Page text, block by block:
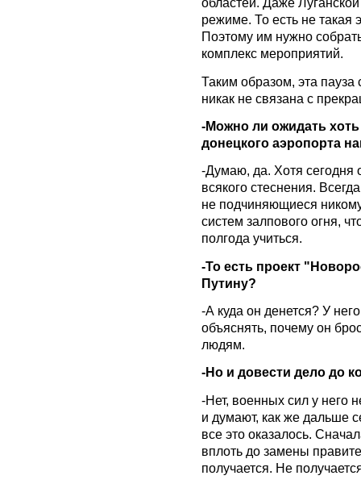
режиме. То есть не такая
Поэтому им нужно
комплекс мероприятий.
Таким образом, эта пауза
никак не связана с
-Можно ли ожидать
донецкого аэропорта
-Думаю, да. Хотя сегодня
всякого стеснения.
не подчиняющиеся
систем залпового огня,
полгода учиться.
-То есть проект
Путину?
-А куда он денется? У
объяснять, почему он
людям.
-Но и довести дело до
-Нет, военных сил у него
и думают, как же дальше
все это оказалось.
вплоть до замены
получается. Не